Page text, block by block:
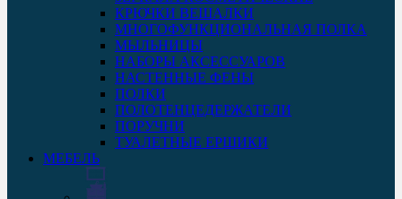
КРЮЧКИ ВЕШАЛКИ
МНОГОФУНКЦИОНАЛЬНАЯ ПОЛКА
МЫЛЬНИЦЫ
НАБОРЫ АКСЕССУАРОВ
НАСТЕННЫЕ ФЕНЫ
ПОЛКИ
ПОЛОТЕНЦЕДЕРЖАТЕЛИ
ПОРУЧНИ
ТУАЛЕТНЫЕ ЕРШИКИ
МЕБЕЛЬ